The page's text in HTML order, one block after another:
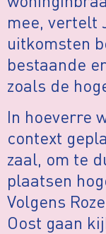
mee, vertelt
uitkomsten
bestaande
zoals de
In hoeverre
context
zaal, om te
plaatsen
Volgens
Oost gaan